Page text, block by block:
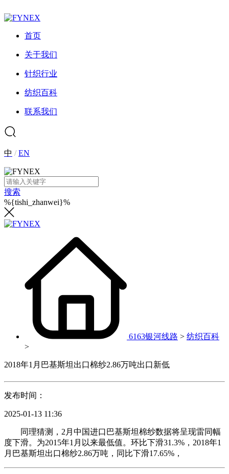
首页
关于我们
针织行业
纺织百科
联系我们
中 /EN
搜索
%{tishi_zhanwei}%
6163银河线路 > 纺织百科
>
2018年1月巴基斯坦出口棉纱2.86万吨出口新低
发布时间：
2025-01-13 11:36
同理猜测，2月中国进口巴基斯坦棉纱数据将呈现雷同幅
度下滑。为2015年1月以来最低值。环比下滑31.3%，2018年1
月巴基斯坦出口棉纱2.86万吨，同比下滑17.65%，